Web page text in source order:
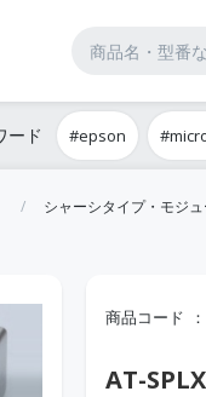
ード #epson
シャーシタイプ・モジ
商品コード
AT-